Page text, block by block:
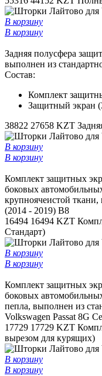
В корзину
В корзину
Задняя полусфера
выполнен из
Состав:
Комплект
Защитный экран
38822 27658 KZT
В корзину
В корзину
Комплект защитных
боковых
крупноячеистой ткани,
(2014 - 2019) B8
16494 16494 KZT
Стандарт)
В корзину
В корзину
Комплект защитных
боковых
пепла, выполнен из
Volkswagen Passat 8G
17729 17729 KZT
вырезом для курящих)
В корзину
В корзину